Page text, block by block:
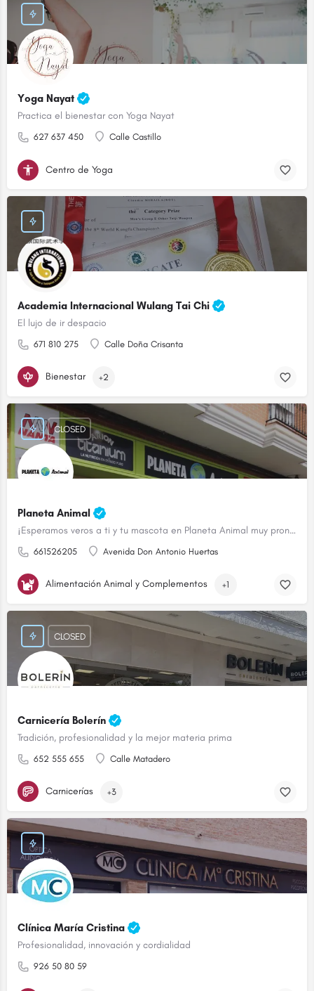
Yoga Nayat
Practica el bienestar con Yoga Nayat
627 637 450 Calle Castillo
Centro de Yoga
Academia Internacional Wulang Tai Chi
El lujo de ir despacio
671 810 275 Calle Doña Crisanta
Bienestar +2
Planeta Animal
¡Esperamos veros a ti y tu mascota en Planeta Animal muy pronto!
661526205 Avenida Don Antonio Huertas
CLOSED
Alimentación Animal y Complementos +1
Carnicería Bolerín
Tradición, profesionalidad y la mejor materia prima
652 555 655 Calle Matadero
CLOSED
Carnicerías +3
Clínica María Cristina
Profesionalidad, innovación y cordialidad
926 50 80 59